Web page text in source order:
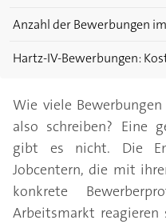
Anzahl der Bewerbungen
Hartz-IV-Bewerbungen:
Wie viele
also schreiben? Eine
gibt es nicht. Die
Jobcentern, die mit
konkrete
Arbeitsmarkt